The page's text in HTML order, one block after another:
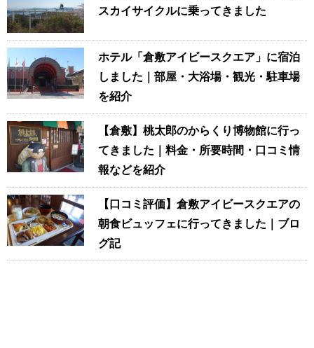
スカイサイクルに乗ってきました
ホテル「倉敷アイビースクエア」に宿泊
しました｜部屋・大浴場・観光・駐車場
を紹介
【倉敷】桃太郎のからくり博物館に行っ
てきました｜料金・所要時間・口コミ情
報などを紹介
【口コミ評価】倉敷アイビースクエアの
朝食ビュッフェに行ってきました｜ブロ
グ記